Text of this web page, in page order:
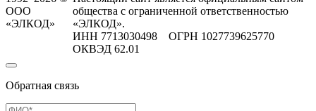
ООО
«ЭЛКОД»
общества с ограниченной ответственностью
«ЭЛКОД».
ИНН 7713030498 ОГРН 1027739625770
ОКВЭД 62.01
Обратная связь